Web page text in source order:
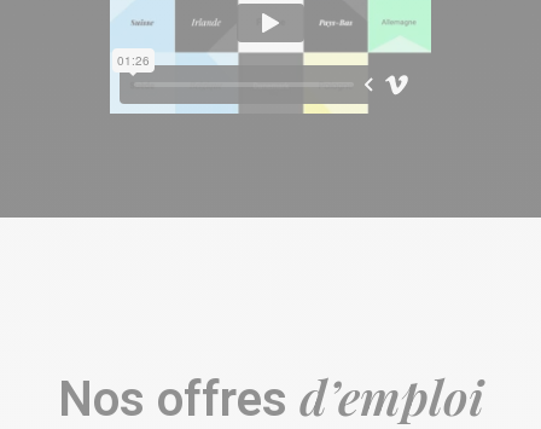
Nos offres d’emploi